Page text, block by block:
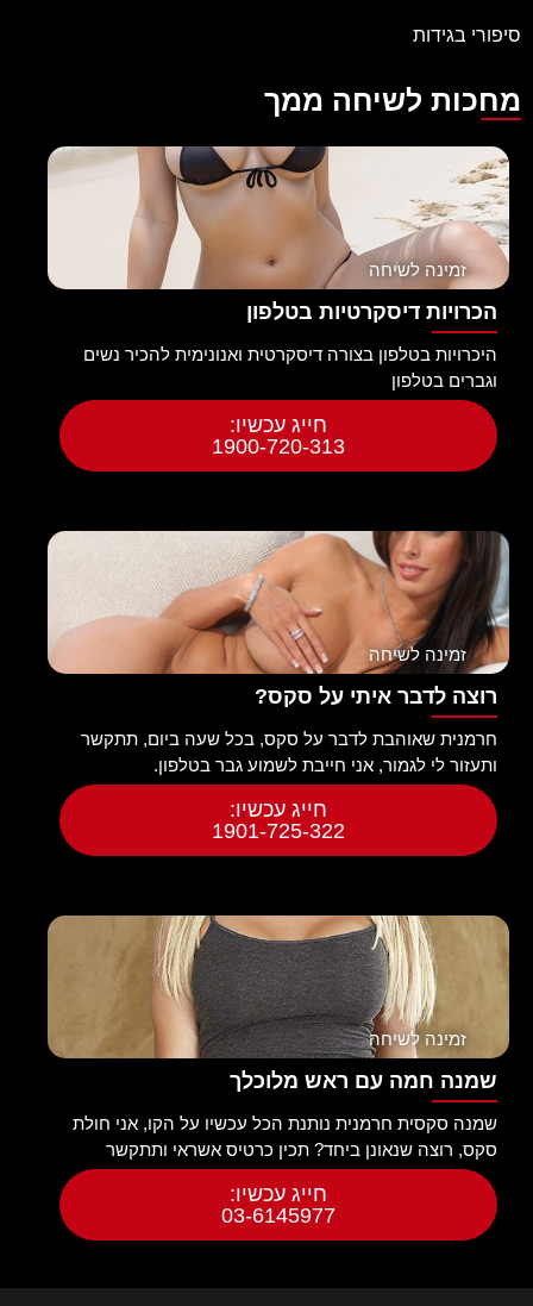
סיפורי בגידות
מחכות לשיחה ממך
זמינה לשיחה
הכרויות דיסקרטיות בטלפון
היכרויות בטלפון בצורה דיסקרטית ואנונימית להכיר נשים
וגברים בטלפון
חייג עכשיו:
1900-720-313
זמינה לשיחה
רוצה לדבר איתי על סקס?
חרמנית שאוהבת לדבר על סקס, בכל שעה ביום, תתקשר
ותעזור לי לגמור, אני חייבת לשמוע גבר בטלפון.
חייג עכשיו:
1901-725-322
זמינה לשיחה
שמנה חמה עם ראש מלוכלך
שמנה סקסית חרמנית נותנת הכל עכשיו על הקו, אני חולת
סקס, רוצה שנאונן ביחד? תכין כרטיס אשראי ותתקשר
חייג עכשיו:
03-6145977